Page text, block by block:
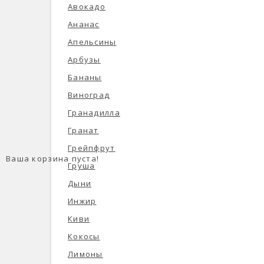
Ваша корзина пуста!
Авокадо
Ананас
Апельсины
Арбузы
Бананы
Виноград
Гранадилла
Гранат
Грейпфрут
Груша
Дыни
Инжир
Киви
Кокосы
Лимоны